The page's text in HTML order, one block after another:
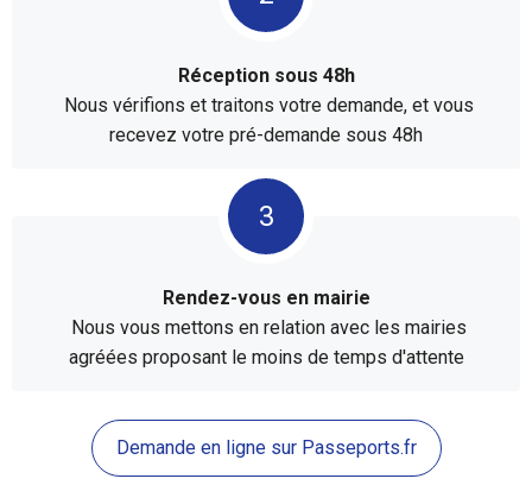
Réception sous 48h
Nous vérifions et traitons votre demande, et vous
recevez votre pré-demande sous 48h
Rendez-vous en mairie
Nous vous mettons en relation avec les mairies
agréées proposant le moins de temps d'attente
Demande en ligne sur Passeports.fr